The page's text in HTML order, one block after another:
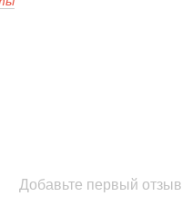
Добавьте первый отзыв